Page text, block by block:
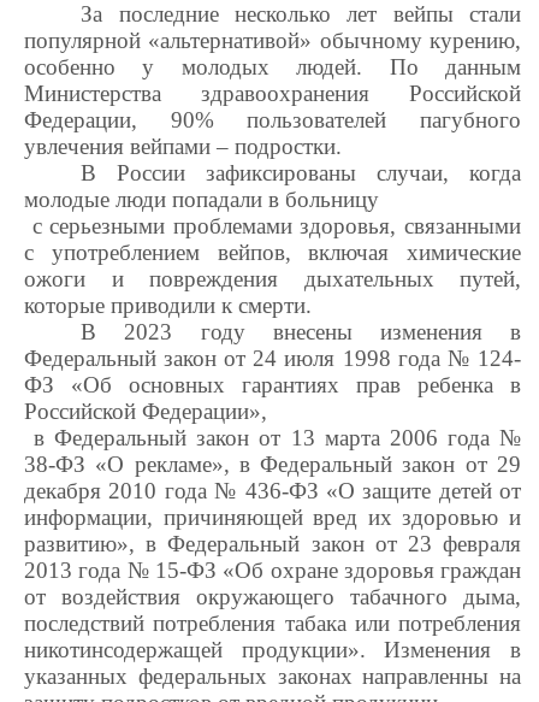
За последние несколько лет вейпыстали
популярной «альтернативой» обычному курению,
особенно у молодых людей. По данным
Министерства здравоохранения Российской
Федерации, 90% пользователей пагубного
увлечения вейпами – подростки.
В России зафиксированы случаи, когда
молодые люди попадали в больницу
с серьезными проблемами здоровья, связанными
с употреблением вейпов, включая химические
ожоги и повреждения дыхательных путей,
которые приводили к смерти.
В 2023 году внесены изменения в
Федеральный закон от 24 июля 1998 года № 124-
ФЗ «Об основных гарантиях прав ребенка в
Российской Федерации»,
в Федеральный закон от 13 марта 2006 года №
38-ФЗ «О рекламе», в Федеральный закон от 29
декабря 2010 года № 436-ФЗ «О защите детей от
информации, причиняющей вред их здоровью и
развитию», в Федеральный закон от 23 февраля
2013 года № 15-ФЗ «Об охране здоровья граждан
от воздействия окружающего табачного дыма,
последствий потребления табака или потребления
никотинсодержащей продукции». Изменения в
указанных федеральных законах направленны на